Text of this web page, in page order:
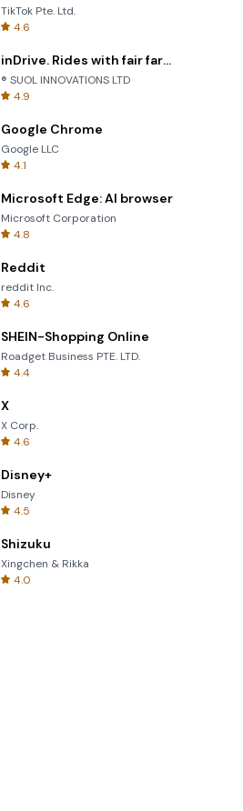
TikTok Pte. Ltd.
4.6
inDrive. Rides with fair fares
® SUOL INNOVATIONS LTD
4.9
Google Chrome
Google LLC
4.1
Microsoft Edge: AI browser
Microsoft Corporation
4.8
Reddit
reddit Inc.
4.6
SHEIN-Shopping Online
Roadget Business PTE. LTD.
4.4
X
X Corp.
4.6
Disney+
Disney
4.5
Shizuku
Xingchen & Rikka
4.0